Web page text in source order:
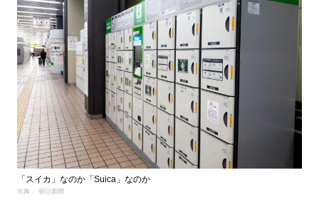
「スイカ」なのか「Suica」なのか
出典： 朝日新聞